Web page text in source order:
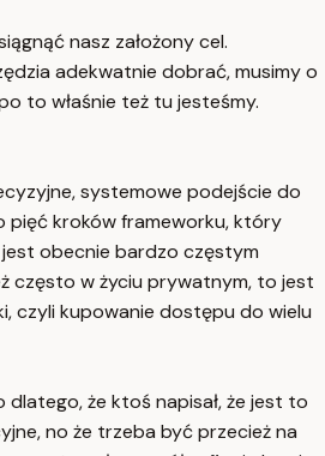
nasz założony cel.
adekwatnie dobrać, musimy o
to właśnie też tu jesteśmy.
systemowe podejście do
pięć kroków frameworku, który
jest obecnie bardzo częstym
często w życiu prywatnym, to jest
czyli kupowanie dostępu do wielu
że ktoś napisał, że jest to
no że trzeba być przecież na